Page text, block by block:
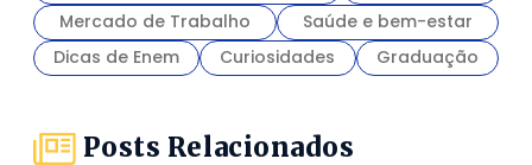
Mercado de Trabalho
Saúde e bem-estar
Dicas de Enem
Curiosidades Graduação
Posts Relacionados